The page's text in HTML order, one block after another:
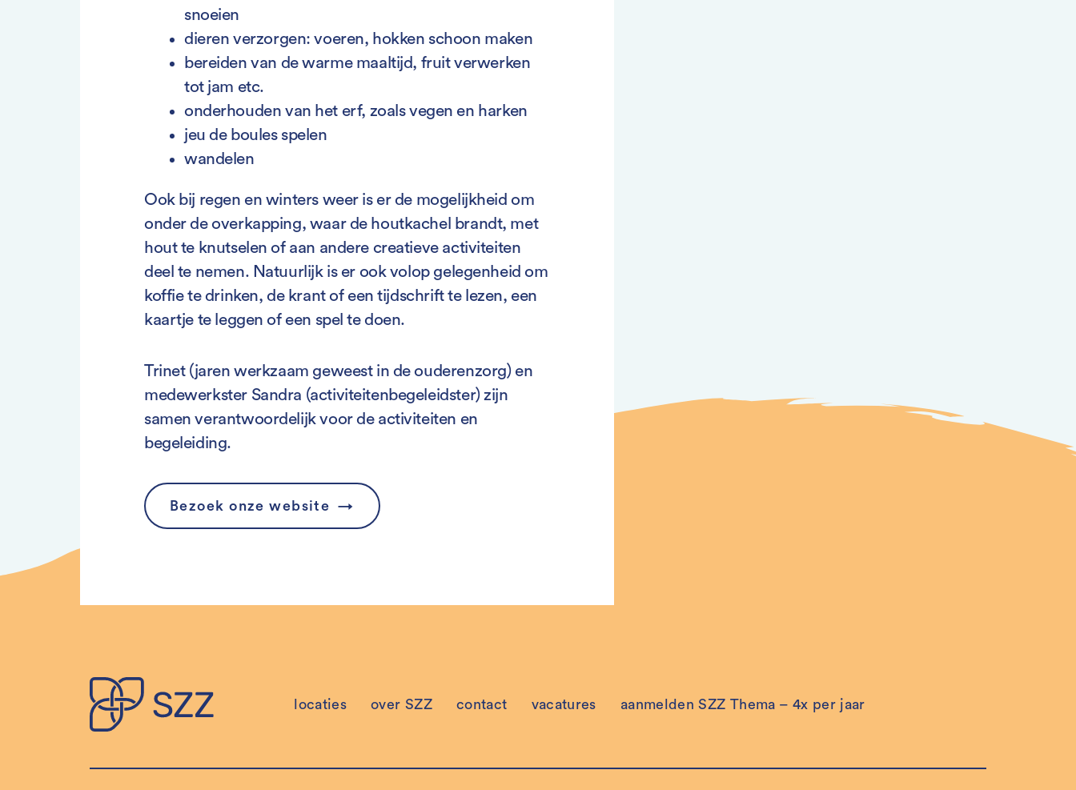
snoeien
dieren verzorgen: voeren, hokken schoon maken
bereiden van de warme maaltijd, fruit verwerken
tot jam etc.
onderhouden van het erf, zoals vegen en harken
jeu de boules spelen
wandelen
Ook bij regen en winters weer is er de mogelijkheid om
onder de overkapping, waar de houtkachel brandt, met
hout te knutselen of aan andere creatieve activiteiten
deel te nemen. Natuurlijk is er ook volop gelegenheid om
koffie te drinken, de krant of een tijdschrift te lezen, een
kaartje te leggen of een spel te doen.
Trinet (jaren werkzaam geweest in de ouderenzorg) en
medewerkster Sandra (activiteitenbegeleidster) zijn
samen verantwoordelijk voor de activiteiten en
begeleiding.
Bezoek onze website
locaties over SZZ contact vacatures aanmelden SZZ Thema – 4x per jaar